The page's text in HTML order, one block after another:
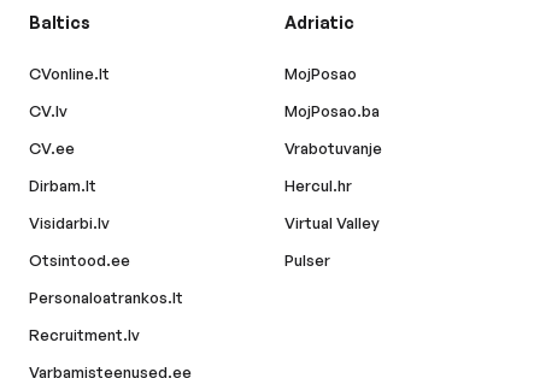
Baltics
CVonline.lt
CV.lv
CV.ee
Dirbam.lt
Visidarbi.lv
Otsintood.ee
Personaloatrankos.lt
Recruitment.lv
Varbamisteenused.ee
Adriatic
MojPosao
MojPosao.ba
Vrabotuvanje
Hercul.hr
Virtual Valley
Pulser